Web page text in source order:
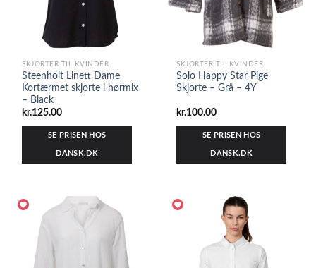
SKJORTER TIL KVINDER
Steenholt Linett Dame
Kortærmet skjorte i hørmix
– Black
kr.125.00
SE PRISEN HOS
DANSK.DK
SKJORTER TIL KVINDER
Solo Happy Star Pige
Skjorte – Grå – 4Y
kr.100.00
SE PRISEN HOS
DANSK.DK